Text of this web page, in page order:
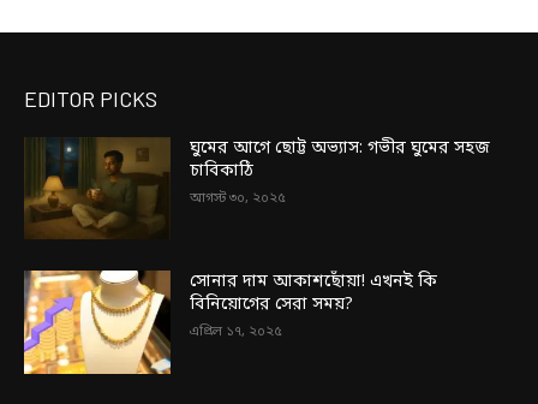
EDITOR PICKS
ঘুমের আগে ছোট্ট অভ্যাস: গভীর ঘুমের সহজ
চাবিকাঠি
আগস্ট ৩০, ২০২৫
সোনার দাম আকাশছোঁয়া! এখনই কি
বিনিয়োগের সেরা সময়?
এপ্রিল ১৭, ২০২৫